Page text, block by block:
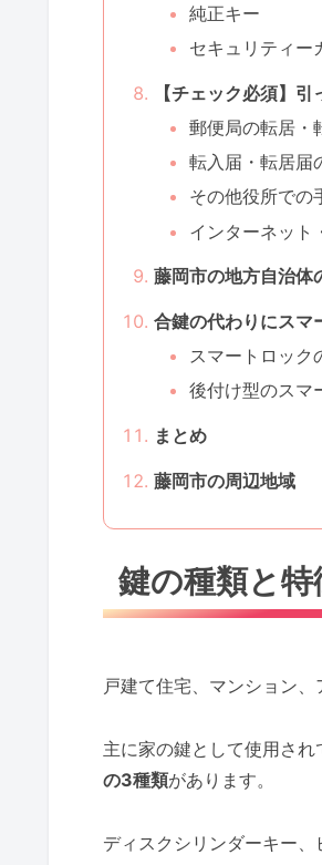
純正キー
セキュリティー
【チェック必須】
郵便局の転居・
転入届・転居届
その他役所での
インターネット
藤岡市の地方自治体
合鍵の代わりにスマ
スマートロック
後付け型のスマ
まとめ
藤岡市の周辺地域
鍵の種類と特
戸建て住宅、マンション
主に家の鍵として使用され
の3種類があります。
ディスクシリンダーキー、